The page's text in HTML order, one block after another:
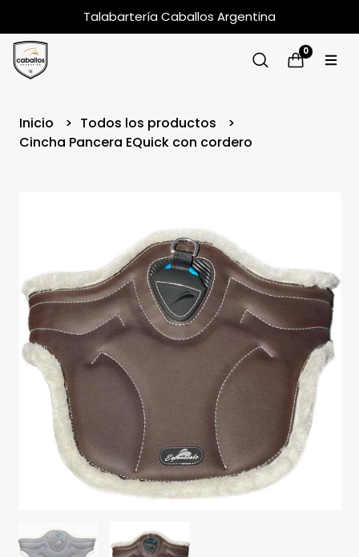
Talabartería Caballos Argentina
0
Inicio
Todos los productos
Cincha Pancera EQuick con cordero